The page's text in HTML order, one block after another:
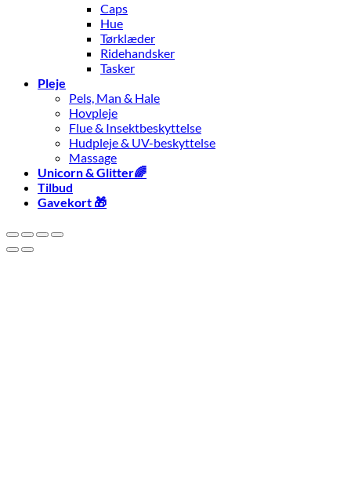
Caps
Hue
Tørklæder
Ridehandsker
Tasker
Pleje
Pels, Man & Hale
Hovpleje
Flue & Insektbeskyttelse
Hudpleje & UV-beskyttelse
Massage
Unicorn & Glitter🌈
Tilbud
Gavekort 🎁